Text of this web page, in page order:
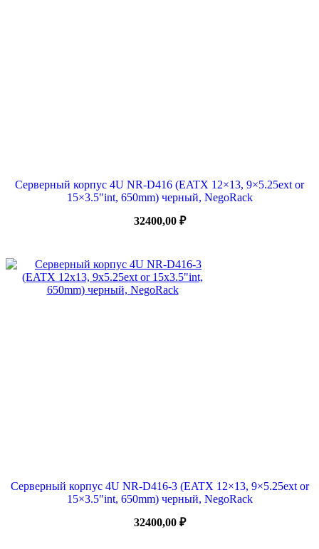
Серверный корпус 4U NR-D416 (EATX 12×13, 9×5.25ext or
15×3.5″int, 650mm) черный, NegoRack
32400,00 ₽
Серверный корпус 4U NR-D416-3 (EATX 12×13, 9×5.25ext or
15×3.5″int, 650mm) черный, NegoRack
32400,00 ₽